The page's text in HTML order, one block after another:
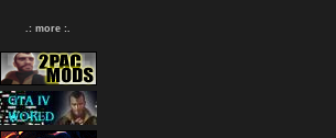
.: more :.